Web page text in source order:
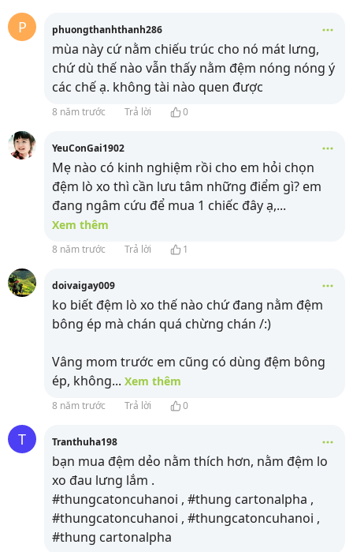
P phuongthanhthanh286
mùa này cứ nằm chiếu trúc cho nó mát lưng,
chứ dù thế nào vẫn thấy nằm đệm nóng nóng ý
các chế ạ. không tài nào quen được
8 năm trước Trả lời 0
YeuConGai1902
Mẹ nào có kinh nghiệm rồi cho em hỏi chọn
đệm lò xo thì cần lưu tâm những điểm gì? em
đang ngâm cứu để mua 1 chiếc đây ạ,...
Xem thêm
8 năm trước Trả lời 1
doivaigay009
ko biết đệm lò xo thế nào chứ đang nằm đệm
bông ép mà chán quá chừng chán /:)
Vâng mom trước em cũng có dùng đệm bông
ép, không... Xem thêm
8 năm trước Trả lời 0
T Tranthuha198
bạn mua đệm dẻo nằm thích hơn, nằm đệm lo
xo đau lưng lắm .
#thungcatoncuhanoi , #thung cartonalpha ,
#thungcatoncuhanoi , #thungcatoncuhanoi ,
#thung cartonalpha